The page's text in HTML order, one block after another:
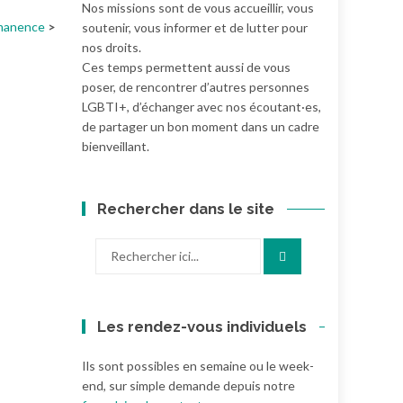
Nos missions sont de vous accueillir, vous
soutenir, vous informer et de lutter pour
nos droits.
Ces temps permettent aussi de vous
poser, de rencontrer d’autres personnes
LGBTI+, d’échanger avec nos écoutant·es,
de partager un bon moment dans un cadre
bienveillant.
Rechercher dans le site
Les rendez-vous individuels
Ils sont possibles en semaine ou le week-
end, sur simple demande depuis notre